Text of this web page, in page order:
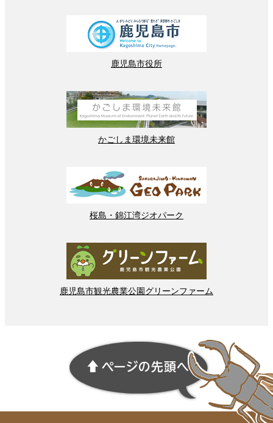
鹿児島市役所
かごしま 環境未来館
桜島 ・ 錦江湾ジオパーク
鹿児島市観光農業公園 グリーンファーム